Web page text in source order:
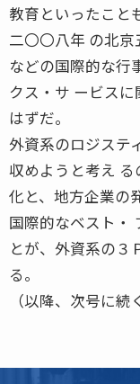
教育といったこと
二〇〇八年 の北
などの国際的な行
クス・サ ービス
はずだ。
外資系のロジステ
収めようと考え
化と、地方企業の
国際的なベスト・
とが、外資系の３
る。
（以降、次号に続